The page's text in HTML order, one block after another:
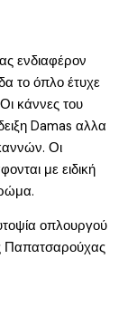
ενδιαφέρον
το όπλο έτυχε
κάννες του
Damas αλλα
Οι
με ειδική
οπλουργού
Παπατσαρούχας